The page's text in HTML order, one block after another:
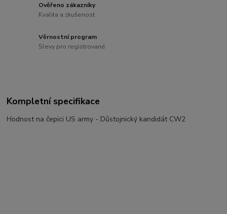
Ověřeno zákazníky
Kvalita a zkušenost
Věrnostní program
Slevy pro registrované
Kompletní specifikace
Hodnost na čepici US army - Důstojnický kandidát CW2